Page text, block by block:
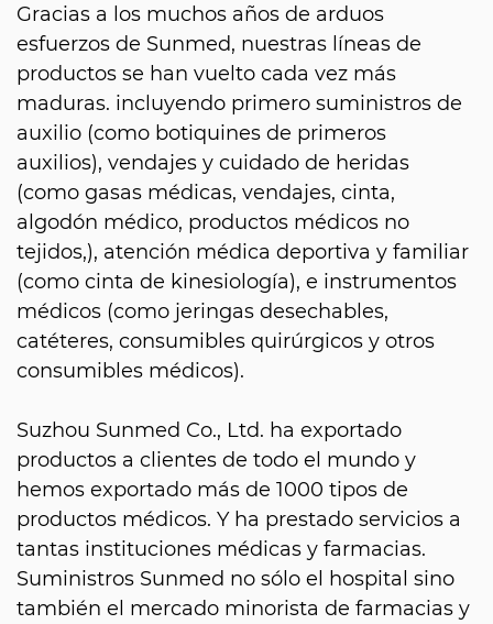
Gracias a los muchos años de arduos
esfuerzos de Sunmed, nuestras líneas de
productos se han vuelto cada vez más
maduras. incluyendo primero suministros de
auxilio (como botiquines de primeros
auxilios), vendajes y cuidado de heridas
(como gasas médicas, vendajes, cinta,
algodón médico, productos médicos no
tejidos,), atención médica deportiva y familiar
(como cinta de kinesiología), e instrumentos
médicos (como jeringas desechables,
catéteres, consumibles quirúrgicos y otros
consumibles médicos).
Suzhou Sunmed Co., Ltd. ha exportado
productos a clientes de todo el mundo y
hemos exportado más de 1000 tipos de
productos médicos. Y ha prestado servicios a
tantas instituciones médicas y farmacias.
Suministros Sunmed no sólo el hospital sino
también el mercado minorista de farmacias y